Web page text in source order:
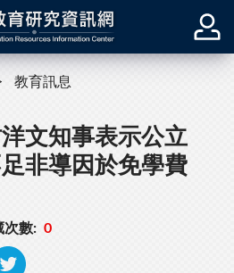
教育訊息
文知事表示公立
非導因於免學費
次數: 0